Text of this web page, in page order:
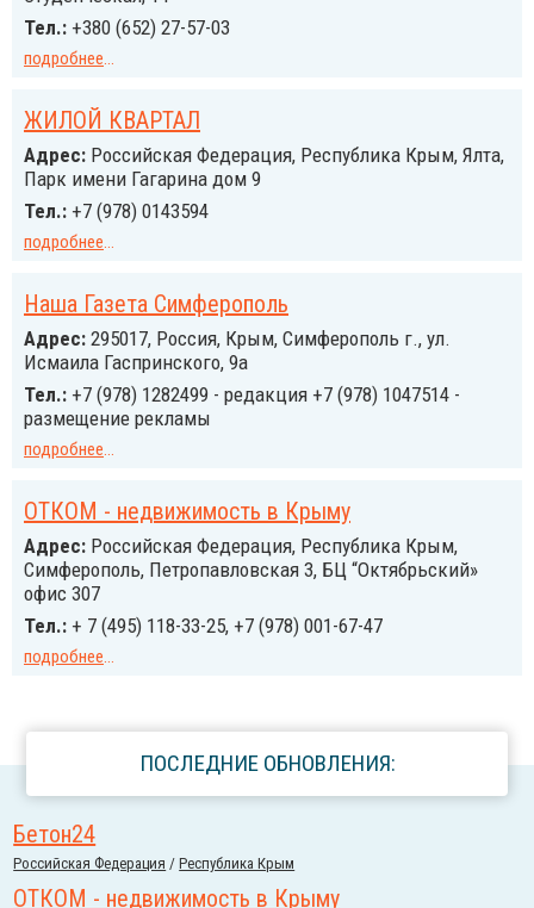
Тел.: +380 (652) 27-57-03
подробнее...
ЖИЛОЙ КВАРТАЛ
Адрес: Российcкая Федерация, Республика Крым, Ялта,
Парк имени Гагарина дом 9
Тел.: +7 (978) 0143594
подробнее...
Наша Газета Симферополь
Адрес: 295017, Россия, Крым, Симферополь г., ул.
Исмаила Гаспринского, 9а
Тел.: +7 (978) 1282499 - редакция +7 (978) 1047514 -
размещение рекламы
подробнее...
ОТКОМ - недвижимость в Крыму
Адрес: Российcкая Федерация, Республика Крым,
Симферополь, Петропавловская 3, БЦ “Октябрьский»
офис 307
Тел.: + 7 (495) 118-33-25, +7 (978) 001-67-47
подробнее...
ПОСЛЕДНИЕ ОБНОВЛЕНИЯ:
Бетон24
Российcкая Федерация /Республика Крым
ОТКОМ - недвижимость в Крыму